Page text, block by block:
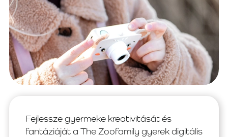
Fejlessze gyermeke kreativitását és
fantáziáját a The Zoofamily gyerek digitális